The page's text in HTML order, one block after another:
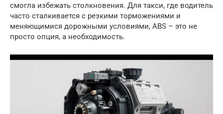
смогла избежать столкновения. Для такси, где водитель
часто сталкивается с резкими торможениями и
меняющимися дорожными условиями, ABS – это не
просто опция, а необходимость.